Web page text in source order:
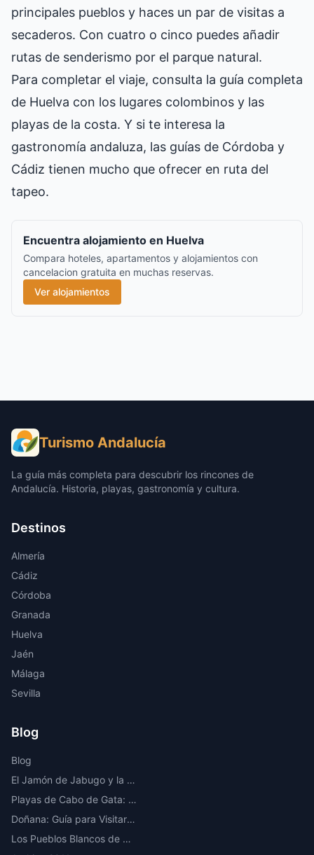
principales pueblos y haces un par de visitas a
secaderos. Con cuatro o cinco puedes añadir
rutas de senderismo por el parque natural.
Para completar el viaje, consulta la guía completa
de Huelva con los lugares colombinos y las
playas de la costa. Y si te interesa la
gastronomía andaluza, las guías de Córdoba y
Cádiz tienen mucho que ofrecer en ruta del
tapeo.
Encuentra alojamiento en Huelva
Compara hoteles, apartamentos y alojamientos con
cancelacion gratuita en muchas reservas.
Ver alojamientos
Turismo Andalucía
La guía más completa para descubrir los rincones de
Andalucía. Historia, playas, gastronomía y cultura.
Destinos
Almería
Cádiz
Córdoba
Granada
Huelva
Jaén
Málaga
Sevilla
Blog
Blog
El Jamón de Jabugo y la Ruta del Ibérico en la Sierra de Huelva
Playas de Cabo de Gata: Las Mejores Calas y Playas Vírgenes de Almería
Doñana: Guía para Visitar el Parque Nacional Más Importante de Europa
Los Pueblos Blancos de Cádiz: Ruta por los Más Bonitos